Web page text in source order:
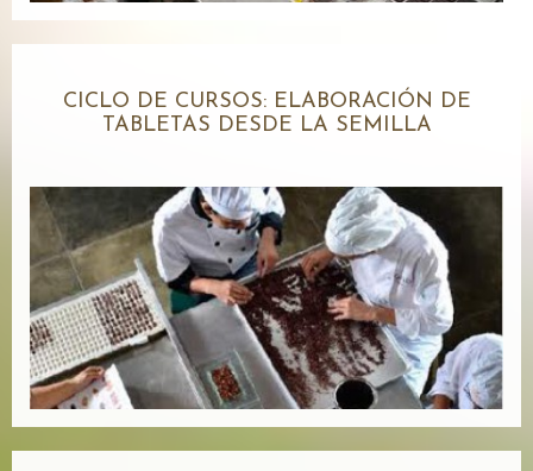
CICLO DE CURSOS: ELABORACIÓN DE
TABLETAS DESDE LA SEMILLA